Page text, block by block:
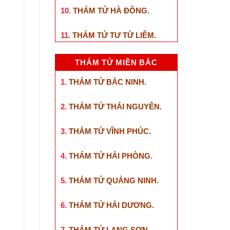
10. THÁM TỬ HÀ ĐÔNG.
11. THÁM TỬ TƯ TỪ LIÊM.
THÁM TỬ MIỀN BẮC
1. THÁM TỬ BẮC NINH.
2. THÁM TỬ THÁI NGUYÊN.
3. THÁM TỬ VĨNH PHÚC.
4. THÁM TỬ HẢI PHÒNG.
5. THÁM TỬ QUẢNG NINH.
6. THÁM TỬ HẢI DƯƠNG.